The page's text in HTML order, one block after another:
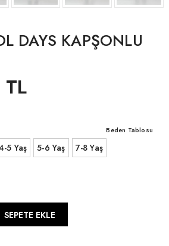
DAYS KAPŞONLU
Beden Tablosu
5 Yaş 5-6 Yaş 7-8 Yaş
SEPETE EKLE